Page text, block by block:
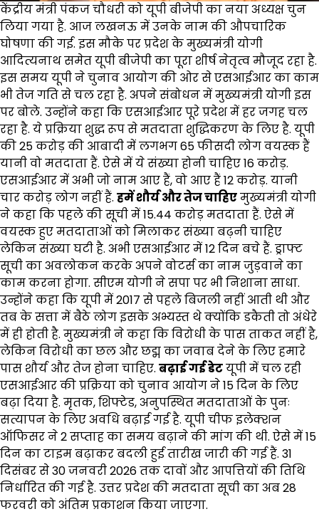
केंद्रीय मंत्री पंकज चौधरी को यूपी बीजेपी का नया अध्यक्ष चुन
लिया गया है. आज लखनऊ में उनके नाम की औपचारिक
घोषणा की गई. इस मौके पर प्रदेश के मुख्यमंत्री योगी
आदित्यनाथ समेत यूपी बीजेपी का पूरा शीर्ष नेतृत्व मौजूद रहा है.
इस समय यूपी ने चुनाव आयोग की ओर से एसआईआर का काम
भी तेज गति से चल रहा है. अपने संबोधन में मुख्यमंत्री योगी इस
पर बोले. उन्होंने कहा कि एसआईआर पूरे प्रदेश में हर जगह चल
रहा है. ये प्रक्रिया शुद्ध रूप से मतदाता शुद्धिकरण के लिए है. यूपी
की 25 करोड़ की आबादी में लगभग 65 फीसदी लोग वयस्क हैं
यानी वो मतदाता हैं. ऐसे में ये संख्या होनी चाहिए 16 करोड़.
एसआईआर में अभी जो नाम आए हैं, वो आए हैं 12 करोड़. यानी
चार करोड़ लोग नहीं हैं. हमें शौर्य और तेज चाहिएमुख्यमंत्री योगी
ने कहा कि पहले की सूची में 15.44 करोड़ मतदाता हैं. ऐसे में
वयस्क हुए मतदाताओं को मिलाकर संख्या बढ़नी चाहिए
लेकिन संख्या घटी है. अभी एसआईआर में 12 दिन बचे हैं. ड्राफ्ट
सूची का अवलोकन करके अपने वोटर्स का नाम जुड़वाने का
काम करना होगा. सीएम योगी ने सपा पर भी निशाना साधा.
उन्होंने कहा कि यूपी में 2017 से पहले बिजली नहीं आती थी और
तब के सत्ता में बैठे लोग इसके अभ्यस्त थे क्योंकि डकैती तो अंधेरे
में ही होती है. मुख्यमंत्री ने कहा कि विरोधी के पास ताकत नहीं है,
लेकिन विरोधी का छल और छद्म का जवाब देने के लिए हमारे
पास शौर्य और तेज होना चाहिए. बढ़ाई गई डेटयूपी में चल रही
एसआईआर की प्रक्रिया को चुनाव आयोग ने 15 दिन के लिए
बढ़ा दिया है. मृतक, शिफ्टेड, अनुपस्थित मतदाताओं के पुनः
सत्यापन के लिए अवधि बढ़ाई गई है. यूपी चीफ इलेक्शन
ऑफिसर ने 2 सप्ताह का समय बढ़ाने की मांग की थी. ऐसे में 15
दिन का टाइम बढ़ाकर बदली हुई तारीख जारी की गई हैं. 31
दिसंबर से 30 जनवरी 2026 तक दावों और आपत्तियों की तिथि
निर्धारित की गई है. उत्तर प्रदेश की मतदाता सूची का अब 28
फरवरी को अंतिम प्रकाशन किया जाएगा.